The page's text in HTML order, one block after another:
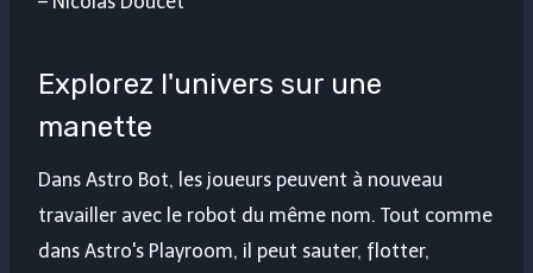
Explorez l'univers sur une
manette
Dans Astro Bot, les joueurs peuvent à nouveau
travailler avec le robot du même nom. Tout comme
dans Astro's Playroom, il peut sauter, flotter,